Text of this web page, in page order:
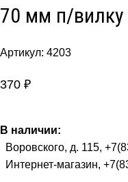
70 мм п/
Артикул: 4203
370 ₽
В наличии:
Воровского, д. 115,
Интернет-магазин,